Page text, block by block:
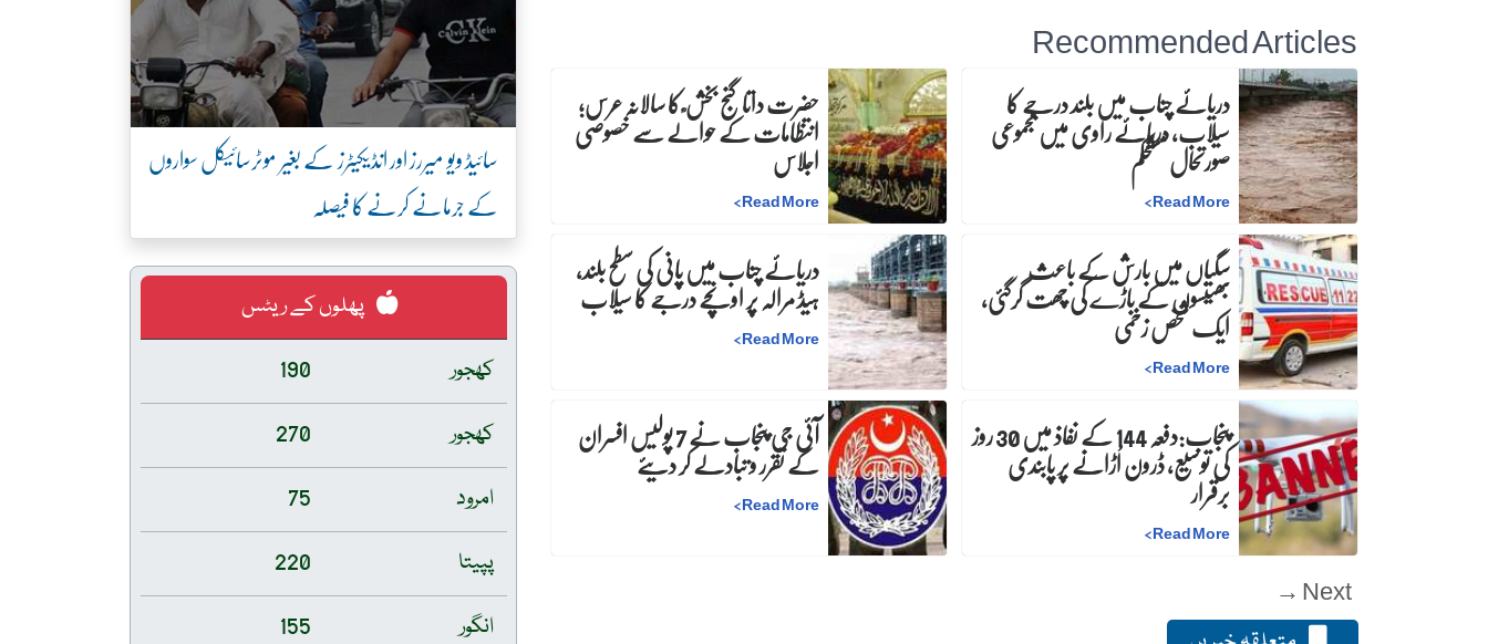
Recommended Articles
دریائے چناب میں بلند درجے کا
سیلاب، دریائے راوی میں مجموعی
صورتحال مستحکم
Read More
>
حضرت داتا گنج بخش ؒ کا سالانہ عرس;
انتظامات کے حوالے سے خصوصی
اجلاس
Read More
>
سگیاں میں بارش کے باعث
بھینسوں کے باڑے کی چھت گرگئی،
ایک شخص زخمی
Read More
>
دریائے چناب میں پانی کی سطح بلند،
ہیڈ مرالہ پر اونچے درجے کا سیلاب
Read More
>
پنجاب:دفعہ 144 کے نفاذ میں 30 روز کی توسیع، ڈرون اُڑانے پر پابندی
برقرار
Read More
>
آئی جی پنجاب نے 7 پولیس افسرانکے تقرر و تبادلے کر دیئے
Read More
>
Next →
سائیڈ ویو میررز اور انڈیکیٹرز کے بغیر موٹرسائیکل سواروں
کے جرمانے کرنے کا فیصلہ
پھلوں کے ریٹس
کھجور
190
کھجور
270
امرود
75
پپیتا
220
انگور
155